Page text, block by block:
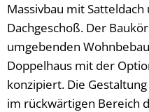
Massivbau mit
Dachgeschoß. Der
umgebenden
Doppelhaus mit der
konzipiert. Die
im rückwärtigen Bereich